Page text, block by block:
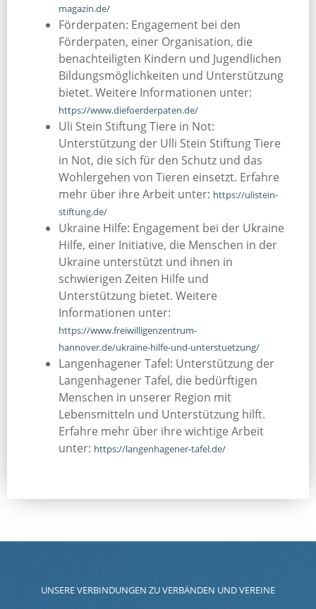
magazin.de/
Förderpaten: Engagement bei den
Förderpaten, einer Organisation, die
benachteiligten Kindern und Jugendlichen
Bildungsmöglichkeiten und Unterstützung
bietet. Weitere Informationen unter:
https://www.diefoerderpaten.de/
Uli Stein Stiftung Tiere in Not:
Unterstützung der Ulli Stein Stiftung Tiere
in Not, die sich für den Schutz und das
Wohlergehen von Tieren einsetzt. Erfahre
mehr über ihre Arbeit unter: https://ulistein-
stiftung.de/
Ukraine Hilfe: Engagement bei der Ukraine
Hilfe, einer Initiative, die Menschen in der
Ukraine unterstützt und ihnen in
schwierigen Zeiten Hilfe und
Unterstützung bietet. Weitere
Informationen unter:
https://www.freiwilligenzentrum-
hannover.de/ukraine-hilfe-und-unterstuetzung/
Langenhagener Tafel: Unterstützung der
Langenhagener Tafel, die bedürftigen
Menschen in unserer Region mit
Lebensmitteln und Unterstützung hilft.
Erfahre mehr über ihre wichtige Arbeit
unter: https://langenhagener-tafel.de/
UNSERE VERBINDUNGEN ZU VERBÄNDEN UND VEREINE